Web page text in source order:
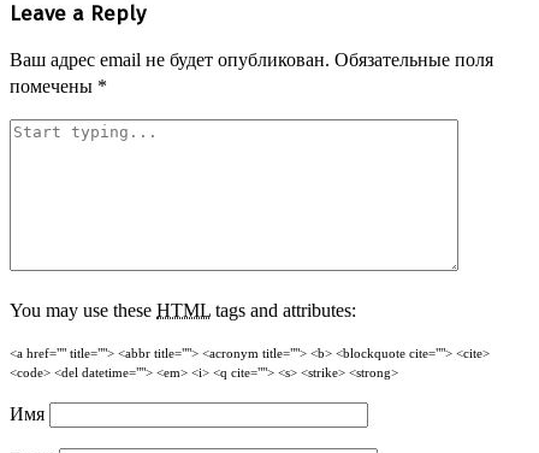
Leave a Reply
Ваш адрес email не будет опубликован. Обязательные поля
помечены *
You may use these HTML tags and attributes:
<a href="" title=""> <abbr title=""> <acronym title=""> <b> <blockquote cite=""> <cite>
<code> <del datetime=""> <em> <i> <q cite=""> <s> <strike> <strong>
Имя